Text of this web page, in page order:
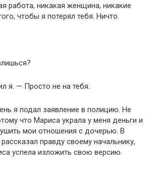
работа, никакая женщина, никакие
чтобы я потерял тебя. Ничто.
я. — Просто не на тебя.
я подал заявление в полицию. Не
что Мариса украла у меня деньги и
мои отношения с дочерью. В
правду своему начальнику,
успела изложить свою версию.